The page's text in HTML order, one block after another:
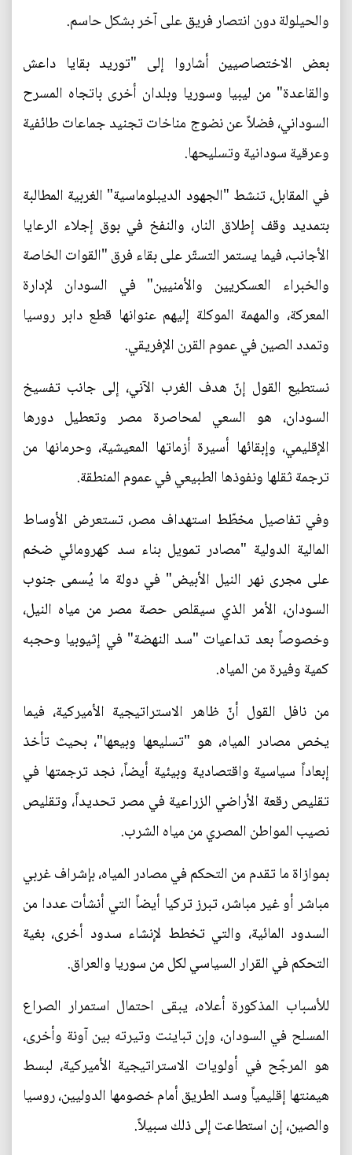
والحيلولة دون انتصار فريق على آخر بشكل حاسم.
بعض الاختصاصيين أشاروا إلى "توريد بقايا داعش
والقاعدة" من ليبيا وسوريا وبلدان أخرى باتجاه المسرح
السوداني، فضلاً عن نضوج مناخات تجنيد جماعات طائفية
وعرقية سودانية وتسليحها.
في المقابل، تنشط "الجهود الديبلوماسية" الغربية المطالبة
بتمديد وقف إطلاق النار، والنفخ في بوق إجلاء الرعايا
الأجانب، فيما يستمر التستّر على بقاء فرق "القوات الخاصة
والخبراء العسكريين والأمنيين" في السودان لإدارة
المعركة، والمهمة الموكلة إليهم عنوانها قطع دابر روسيا
وتمدد الصين في عموم القرن الإفريقي.
نستطيع القول إنّ هدف الغرب الآني، إلى جانب تفسيخ
السودان، هو السعي لمحاصرة مصر وتعطيل دورها
الإقليمي، وإبقائها أسيرة أزماتها المعيشية، وحرمانها من
ترجمة ثقلها ونفوذها الطبيعي في عموم المنطقة.
وفي تفاصيل مخطّط استهداف مصر، تستعرض الأوساط
المالية الدولية "مصادر تمويل بناء سد كهرومائي ضخم
على مجرى نهر النيل الأبيض" في دولة ما يُسمى جنوب
السودان، الأمر الذي سيقلص حصة مصر من مياه النيل،
وخصوصاً بعد تداعيات "سد النهضة" في إثيوبيا وحجبه
كمية وفيرة من المياه.
من نافل القول أنّ ظاهر الاستراتيجية الأميركية، فيما
يخص مصادر المياه، هو "تسليعها وبيعها"، بحيث تأخذ
إبعاداً سياسية واقتصادية وبيئية أيضاً، نجد ترجمتها في
تقليص رقعة الأراضي الزراعية في مصر تحديداً، وتقليص
نصيب المواطن المصري من مياه الشرب.
بموازاة ما تقدم من التحكم في مصادر المياه، بإشراف غربي
مباشر أو غير مباشر، تبرز تركيا أيضاً التي أنشأت عددا من
السدود المائية، والتي تخطط لإنشاء سدود أخرى، بغية
التحكم في القرار السياسي لكل من سوريا والعراق.
للأسباب المذكورة أعلاه، يبقى احتمال استمرار الصراع
المسلح في السودان، وإن تباينت وتيرته بين آونة وأخرى،
هو المرجّح في أولويات الاستراتيجية الأميركية، لبسط
هيمنتها إقليمياً وسد الطريق أمام خصومها الدوليين، روسيا
والصين، إن استطاعت إلى ذلك سبيلاً.